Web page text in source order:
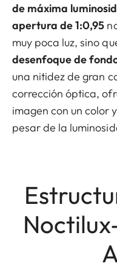
de máxima
apertura de 1:0,95
muy poca luz, sino
desenfoque de
una nitidez de gran
corrección óptica,
imagen con un color
pesar de la